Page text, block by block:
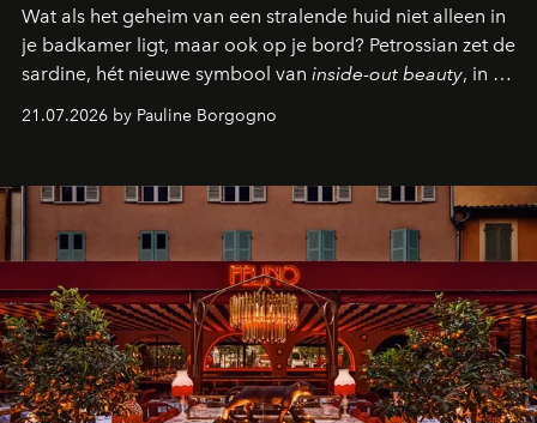
Wat als het geheim van een stralende huid niet alleen in
je badkamer ligt, maar ook op je bord? Petrossian zet de
sardine, hét nieuwe symbool van inside-out beauty, in de
21.07.2026 by Pauline Borgogno